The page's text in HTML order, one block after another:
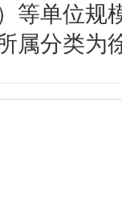
等单位规
属分类为